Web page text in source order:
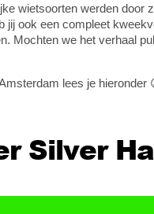
wietsoorten werden door
jij ook een compleet
Mochten we het verhaal
lees je hieronder
Silver